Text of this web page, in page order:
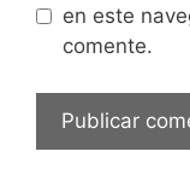
en este
comente.